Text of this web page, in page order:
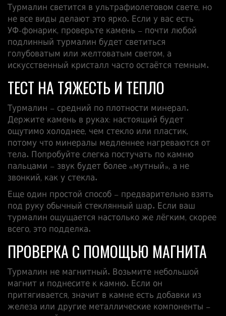
Турмалин светится в ультрафиолетовом свете, но
не все виды делают это ярко. Если у вас есть
УФ‑фонарик, проверьте камень – почти любой
подлинный турмалин будет светиться
голубоватым или желтоватым светом, а
искусственный кристалл часто остаётся темным.
ТЕСТ НА ТЯЖЕСТЬ И ТЕПЛО
Турмалин – средний по плотности минерал.
Держите камень в руках: настоящий будет
ощутимо холоднее, чем стекло или пластик,
потому что минералы медленнее нагреваются от
тела. Попробуйте слегка постучать по камню
пальцами – звук будет более «мутный», а не
звонкий, как у стекла.
Еще один простой способ – предварительно взять
под руку обычный стеклянный шар. Если ваш
турмалин ощущается настолько же лёгким, скорее
всего, это подделка.
ПРОВЕРКА С ПОМОЩЬЮ МАГНИТА
Турмалин не магнитный. Возьмите небольшой
магнит и поднесите к камню. Если он
притягивается, значит в камне есть добавки из
железа или другие металлические компоненты –